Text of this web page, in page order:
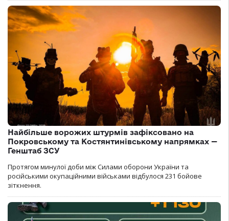
Найбільше ворожих штурмів зафіксовано на
Покровському та Костянтинівському напрямках —
Генштаб ЗСУ
Протягом минулої доби між Силами оборони України та
російськими окупаційними військами відбулося 231 бойове
зіткнення.